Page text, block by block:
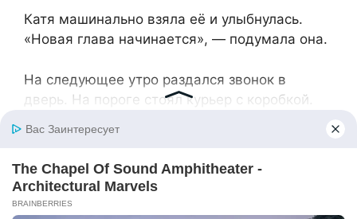
Катя машинально взяла её и улыбнулась.
«Новая глава начинается», — подумала она.
На следующее утро раздался звонок в
дверь. На пороге стоял курьер с коробкой.
знакомый ноутбук, аккуратно уложенный в
«Возьми назад, мне он не нужен. Делай со
своими текстами, что хочешь. Сергей».